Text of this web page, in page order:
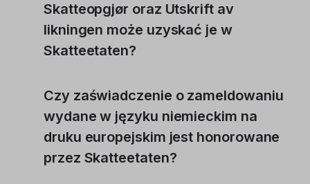
Skatteopgjør oraz Utskrift av
likningen może uzyskać je w
Skatteetaten?
Czy zaświadczenie o zameldowaniu
wydane w języku niemieckim na
druku europejskim jest honorowane
przez Skatteetaten?